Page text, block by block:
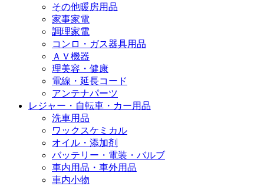
その他暖房用品
家事家電
調理家電
コンロ・ガス器具用品
ＡＶ機器
理美容・健康
電線・延長コード
アンテナパーツ
レジャー・自転車・カー用品
洗車用品
ワックスケミカル
オイル・添加剤
バッテリー・電装・バルブ
車内用品・車外用品
車内小物